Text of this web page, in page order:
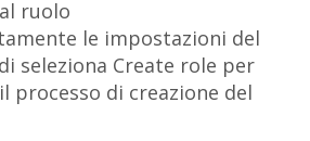
ruolo
le impostazioni del
seleziona Create role per
processo di creazione del